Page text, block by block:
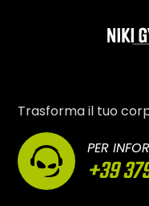
Trasforma il tuo
PER
+39